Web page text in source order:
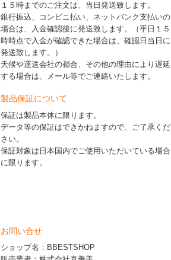
１５時までのご注文は、当日発送致します。
銀行振込、コンビニ払い、ネットバンク支払いの
場合は、入金確認後に発送致します。（平日１５
時時点で入金が確認できた場合は、確認日当日に
発送致します。）
天候や運送会社の都合、その他の理由により遅延
する場合は、メール等でご連絡いたします。
製品保証について
保証は製品本体に限ります。
データ等の保証はできかねますので、ご了承くだ
さい。
保証対象は日本国内でご使用いただいている場合
に限ります。
お問い合せ
ショップ名：BBESTSHOP